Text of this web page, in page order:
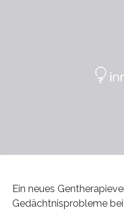
Ein neues
Gedächtnisprobleme